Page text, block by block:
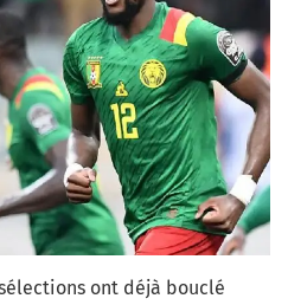
ont déjà bouclé